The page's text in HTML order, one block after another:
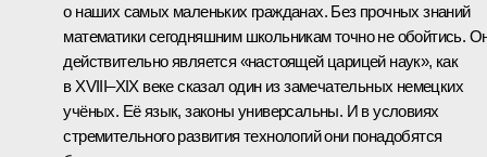
о наших самых маленьких гражданах. Без прочных знаний
математики сегодняшним школьникам точно не обойтись.
действительно является «настоящей царицей наук», как
в XVIII–XIX веке сказал один из замечательных немецких
учёных. Её язык, законы универсальны. И в условиях
стремительного развития технологий они понадобятся